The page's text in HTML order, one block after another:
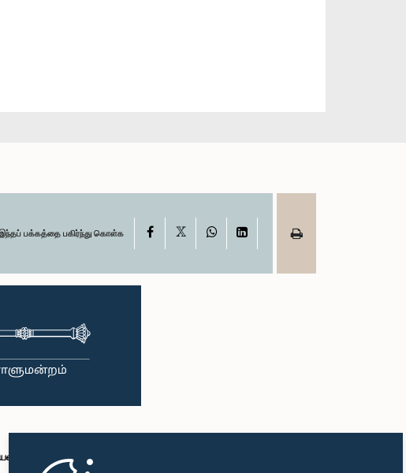
பக்கத்தை பகிர்ந்து கொள்க Facebook WhatsAppLinkedIn